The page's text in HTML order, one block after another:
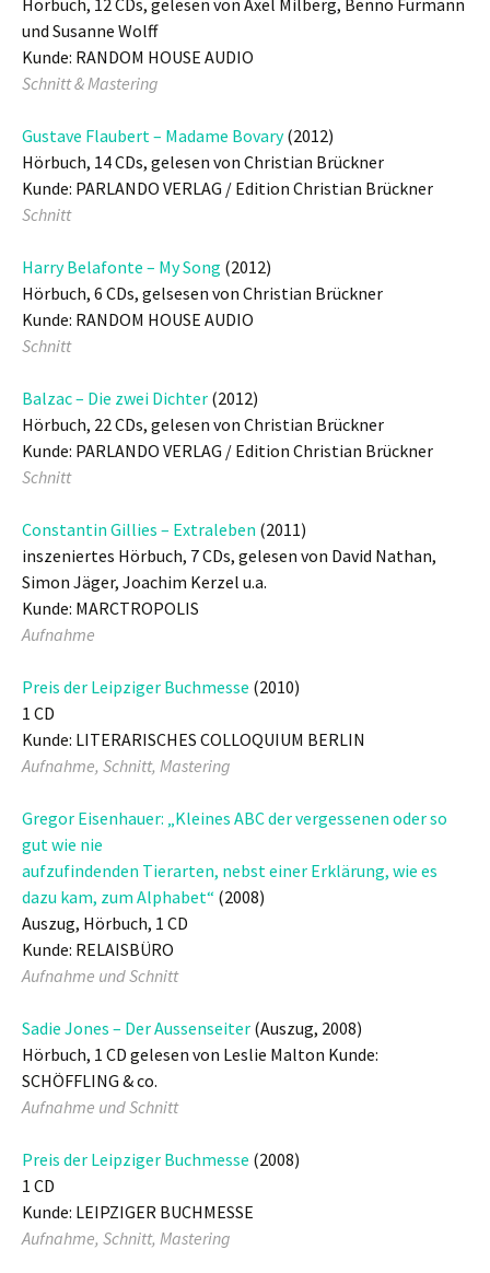
Hörbuch, 12 CDs, gelesen von Axel Milberg, Benno Fürmann
und Susanne Wolff
Kunde: RANDOM HOUSE AUDIO
Schnitt & Mastering
Gustave Flaubert – Madame Bovary(2012)
Hörbuch, 14 CDs, gelesen von Christian Brückner
Kunde: PARLANDO VERLAG / Edition Christian Brückner
Schnitt
Harry Belafonte – My Song (2012)
Hörbuch, 6 CDs, gelsesen von Christian Brückner
Kunde: RANDOM HOUSE AUDIO
Schnitt
Balzac – Die zwei Dichter (2012)
Hörbuch, 22 CDs, gelesen von Christian Brückner
Kunde: PARLANDO VERLAG / Edition Christian Brückner
Schnitt
Constantin Gillies – Extraleben (2011)
inszeniertes Hörbuch, 7 CDs, gelesen von David Nathan,
Simon Jäger, Joachim Kerzel u.a.
Kunde: MARCTROPOLIS
Aufnahme
Preis der Leipziger Buchmesse (2010)
1 CD
Kunde: LITERARISCHES COLLOQUIUM BERLIN
Aufnahme, Schnitt, Mastering
Gregor Eisenhauer: „Kleines ABC der vergessenen oder so
gut wie nie
aufzufindenden Tierarten, nebst einer Erklärung, wie es
dazu kam, zum Alphabet“ (2008)
Auszug, Hörbuch, 1 CD
Kunde: RELAISBÜRO
Aufnahme und Schnitt
Sadie Jones – Der Aussenseiter (Auszug, 2008)
Hörbuch, 1 CD gelesen von Leslie Malton Kunde:
SCHÖFFLING & co.
Aufnahme und Schnitt
Preis der Leipziger Buchmesse (2008)
1 CD
Kunde: LEIPZIGER BUCHMESSE
Aufnahme, Schnitt, Mastering